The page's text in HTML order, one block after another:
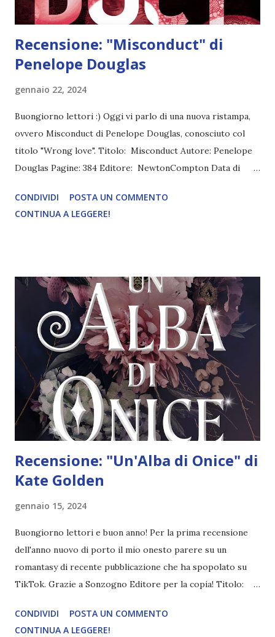
Recensione: "Misconduct" di
Penelope Douglas
gennaio 22, 2024
Buongiorno lettori :) Oggi vi parlo di una nuova ristampa,
ovvero Misconduct di Penelope Douglas, conosciuto col
titolo "Wrong love". Titolo: Misconduct Autore: Penelope
Douglas Pagine: 384 Editore: NewtonCompton Data di
tennis Easton Bradbury sta facendo del suo meglio per
essere una brava insegnante: cerca di risvegliare l'interesse
durante un incontro genitori-insegnanti accade qualcosa di
imprevisto, destinato a riportare scompiglio nella sua vita.
Tyler Marek è un uomo affascinante, con bellissimi occhi
grigio-azzurri, e per Easton non è difficile capire come mai
suo figlio sia un ragazzino ribelle. Tyler, infatti, sa gestire
gli affari, ma non se la cava altrettanto bene con gli
adolescenti. L'attrazione tra Easton e Tyle...
CONDIVIDI
POSTA UN COMMENTO
CONTINUA A LEGGERE!
Recensione: "Un'Alba di Onice" di
Kate Golden
gennaio 15, 2024
Buongiorno lettori e buon anno! Per la prima recensione
dell'anno nuovo di porto il mio onesto parere su un
romantasy di recente pubblicazione che ha spopolato su
TikTok. Grazie a Sonzogno Editore per la copia! Titolo:
Sonzogno Data di pubblicazione: 21Novembre 2023
CONDIVIDI
POSTA UN COMMENTO
CONTINUA A LEGGERE!